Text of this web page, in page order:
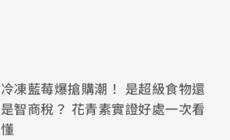
冷凍藍莓爆搶購潮！ 是超級食物還
是智商稅？ 花青素實證好處一次看
懂